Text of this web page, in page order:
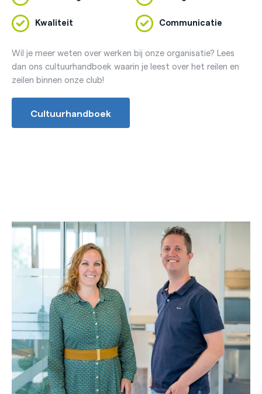
Kwaliteit Communicatie
Wil je meer weten over werken bij onze organisatie? Lees
dan ons cultuurhandboek waarin je leest over het reilen en
zeilen binnen onze club!
Cultuurhandboek